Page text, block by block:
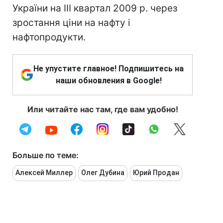
України на III квартал 2009 р. через
зростання ціни на нафту і
нафтопродукти.
Не упустите главное! Подпишитесь на
наши обновления в Google!
Или читайте нас там, где вам удобно!
Больше по теме:
Алексей Миллер Олег Дубина Юрий Продан